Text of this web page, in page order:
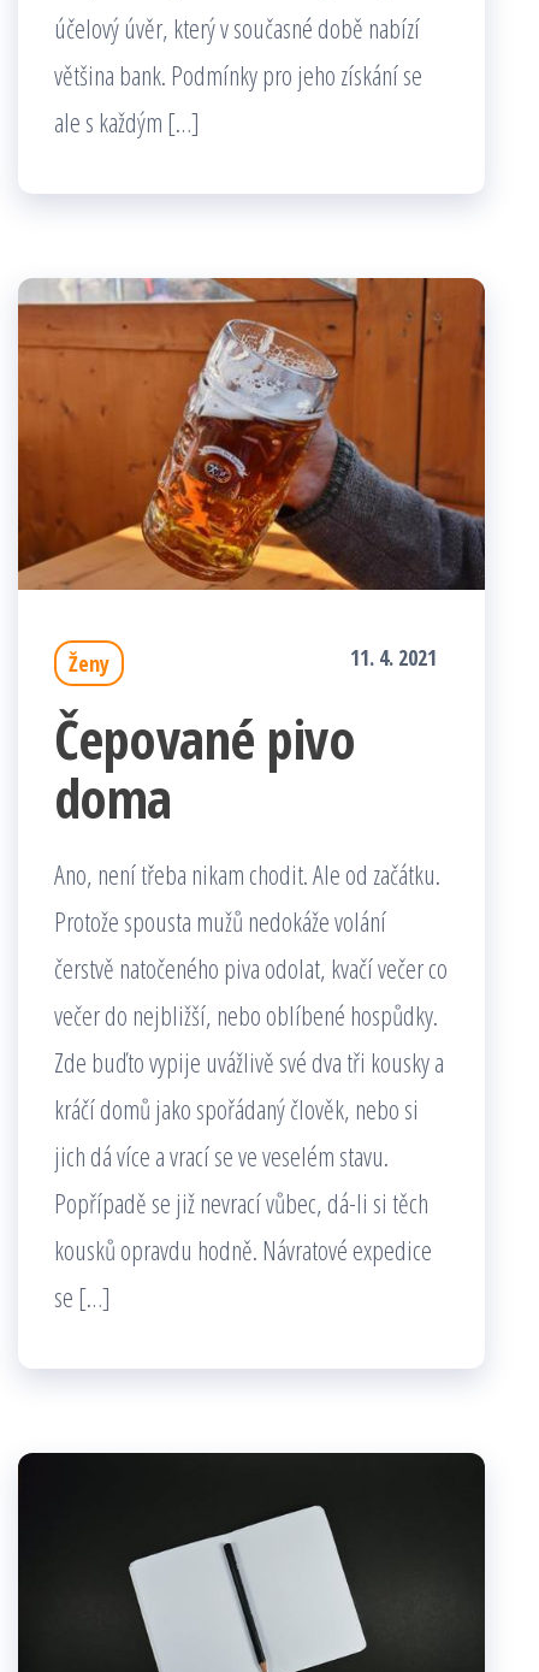
účelový úvěr, který v současné době nabízí
většina bank. Podmínky pro jeho získání se
ale s každým […]
Ženy 11. 4. 2021
Čepované pivo
doma
Ano, není třeba nikam chodit. Ale od začátku.
Protože spousta mužů nedokáže volání
čerstvě natočeného piva odolat, kvačí večer co
večer do nejbližší, nebo oblíbené hospůdky.
Zde buďto vypije uvážlivě své dva tři kousky a
kráčí domů jako spořádaný člověk, nebo si
jich dá více a vrací se ve veselém stavu.
Popřípadě se již nevrací vůbec, dá-li si těch
kousků opravdu hodně. Návratové expedice
se […]